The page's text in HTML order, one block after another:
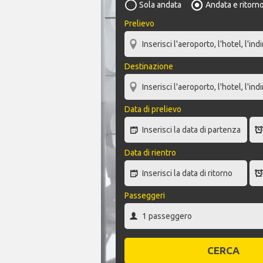
Sola andata
Andata e
Prelievo
Destinazione
Data di prelievo
Data di rientro
Passeggeri
CERCA